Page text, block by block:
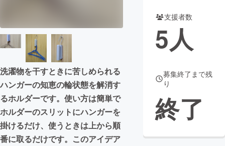
CAMPFIRE Creation
CAMPFIREふるさと納税
コミュニティ
洗濯物を干すときに苦しめられる
ハンガーの知恵の輪状態を解消す
るホルダーです。使い方は簡単で
ホルダーのスリットにハンガーを
掛けるだけ、使うときは上から順
番に取るだけです。このアイデア
支援者数
5人
募集終了まで残
り
終了